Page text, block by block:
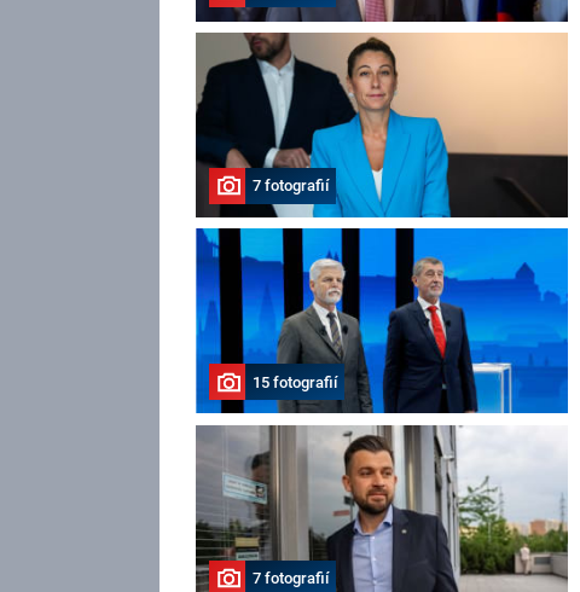
7 fotografií
15 fotografií
7 fotografií